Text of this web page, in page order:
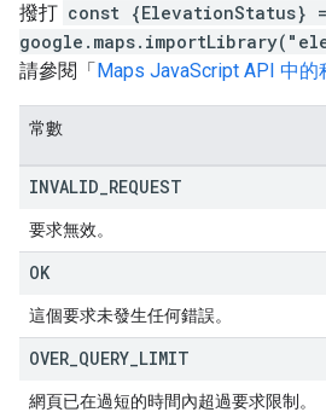
撥打 const {ElevationStatus}
請參閱「Maps JavaScript API 中的
常數
INVALID REQUEST
要求無效。
OK
這個要求未發生任何錯誤。
OVER QUERY LIMIT
網頁已在過短的時間內超過要求限制。